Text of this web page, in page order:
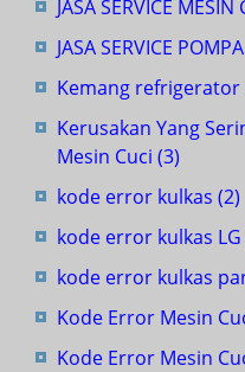
JASA SERVICE MESIN
JASA SERVICE
Kemang refrigerator
Kerusakan Yang
Mesin Cuci (3)
kode error kulkas (2)
kode error kulkas LG
kode error kulkas
Kode Error Mesin
Kode Error Mesin